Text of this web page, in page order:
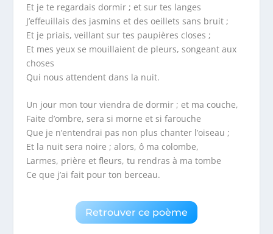
Et je te regardais dormir ; et sur tes langes
J’effeuillais des jasmins et des oeillets sans bruit ;
Et je priais, veillant sur tes paupières closes ;
Et mes yeux se mouillaient de pleurs, songeant aux
choses
Qui nous attendent dans la nuit.
Un jour mon tour viendra de dormir ; et ma couche,
Faite d’ombre, sera si morne et si farouche
Que je n’entendrai pas non plus chanter l’oiseau ;
Et la nuit sera noire ; alors, ô ma colombe,
Larmes, prière et fleurs, tu rendras à ma tombe
Ce que j’ai fait pour ton berceau.
Retrouver ce poème